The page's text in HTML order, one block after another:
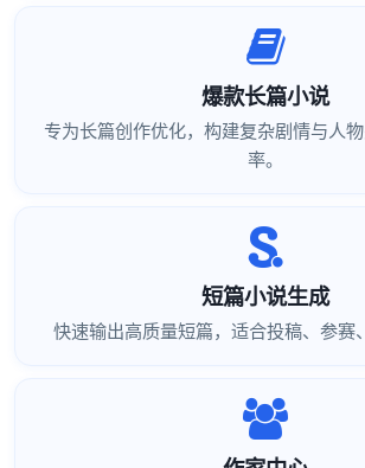
爆款长篇小说
专为长篇创作优化，构建复杂剧情与人
率。
短篇小说生成
快速输出高质量短篇，适合投稿、参赛